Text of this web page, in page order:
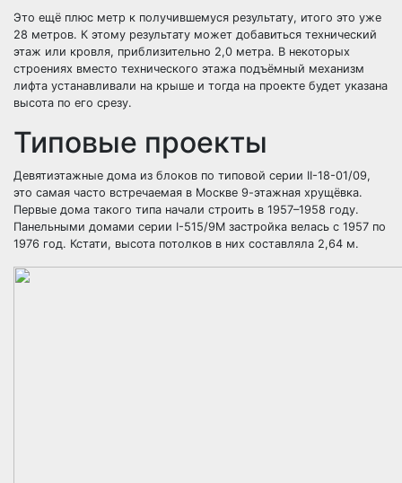
Это ещё плюс метр к получившемуся результату, итого это уже
28 метров. К этому результату может добавиться технический
этаж или кровля, приблизительно 2,0 метра. В некоторых
строениях вместо технического этажа подъёмный механизм
лифта устанавливали на крыше и тогда на проекте будет указана
высота по его срезу.
Типовые проекты
Девятиэтажные дома из блоков по типовой серии II-18-01/09,
это самая часто встречаемая в Москве 9-этажная хрущёвка.
Первые дома такого типа начали строить в 1957–1958 году.
Панельными домами серии I-515/9М застройка велась с 1957 по
1976 год. Кстати, высота потолков в них составляла 2,64 м.